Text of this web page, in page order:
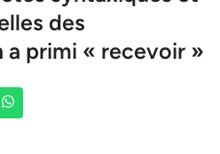
des
primi « recevoir »